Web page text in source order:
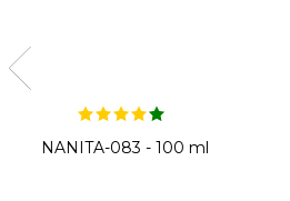
NANITA-083 - 100 ml